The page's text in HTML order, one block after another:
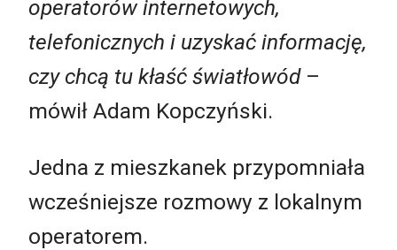
operatorów internetowych,
telefonicznych i uzyskać informację,
czy chcą tu kłaść światłowód –
mówił Adam Kopczyński.
Jedna z mieszkanek przypomniała
wcześniejsze rozmowy z lokalnym
operatorem.